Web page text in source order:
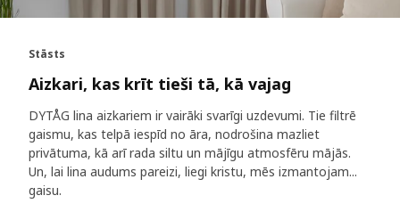
Stāsts
Aizkari, kas krīt tieši tā, kā vajag
DYTÅG lina aizkariem ir vairāki svarīgi uzdevumi. Tie filtrē
gaismu, kas telpā iespīd no āra, nodrošina mazliet
privātuma, kā arī rada siltu un mājīgu atmosfēru mājās.
Un, lai lina audums pareizi, liegi kristu, mēs izmantojam...
gaisu.